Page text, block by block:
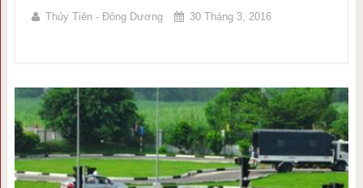
Thủy Tiên - Đông Dương 30 Tháng 3, 2016